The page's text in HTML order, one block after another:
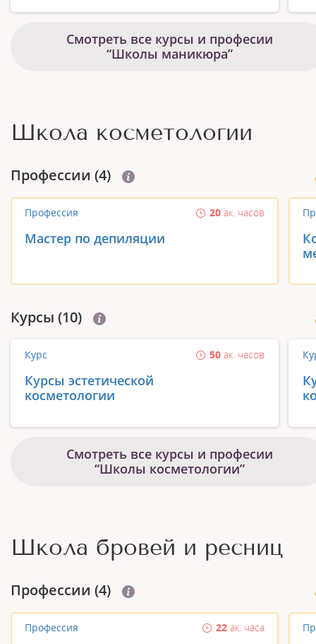
Смотреть все курсы и професии
“Школы маникюра”
Школа косметологии
Профеcсии (4)
Профессия 20 ак. часов
Мастер по депиляции
Курсы (10)
Курс 50 ак. часов
Курсы эстетической
косметологии
Смотреть все курсы и професии
“Школы косметологии”
Школа бровей и ресниц
Профеcсии (4)
Профессия 22 ак. часа